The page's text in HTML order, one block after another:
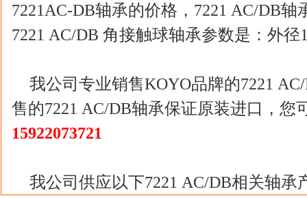
7221AC-DB轴承的价格，7221 AC/DB
7221 AC/DB 角接触球轴承参数是：外径
我公司专业销售KOYO品牌的7221
售的7221 AC/DB轴承保证原装进口，您
15922073721
我公司供应以下7221 AC/DB相关轴承